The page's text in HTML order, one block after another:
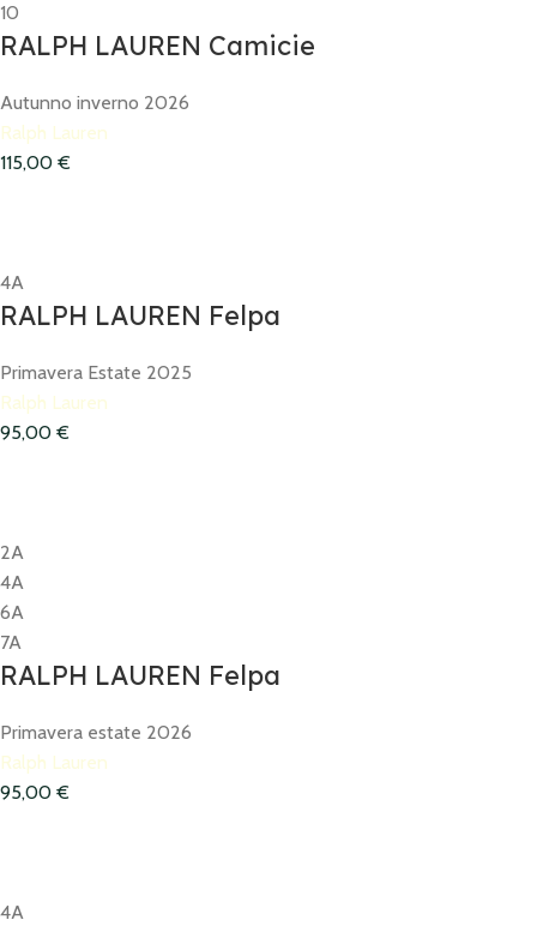
10
RALPH LAUREN Camicie
Autunno inverno 2026
Ralph Lauren
115,00 €
4A
RALPH LAUREN Felpa
Primavera Estate 2025
Ralph Lauren
95,00 €
2A
4A
6A
7A
RALPH LAUREN Felpa
Primavera estate 2026
Ralph Lauren
95,00 €
4A